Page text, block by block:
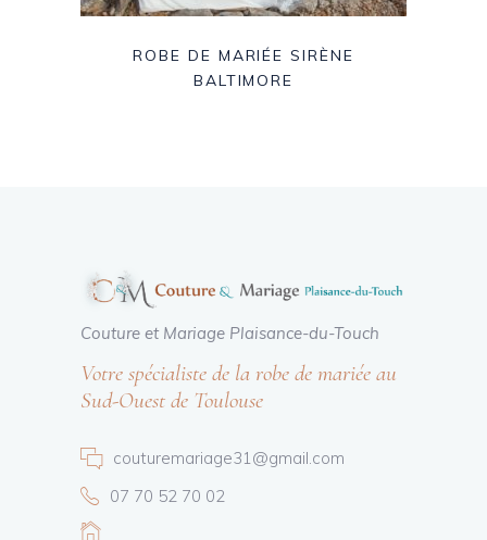
ROBE DE MARIÉE SIRÈNE
BALTIMORE
Couture et Mariage Plaisance-du-Touch
Votre spécialiste de la robe de mariée au
Sud-Ouest de Toulouse
couturemariage31@gmail.com
07 70 52 70 02